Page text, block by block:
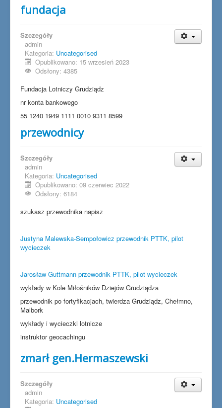
fundacja
Szczegóły
admin
Kategoria: Uncategorised
Opublikowano: 15 wrzesień 2023
Odsłony: 4385
Fundacja Lotniczy Grudziądz
nr konta bankowego
55 1240 1949 1111 0010 9311 8599
przewodnicy
Szczegóły
admin
Kategoria: Uncategorised
Opublikowano: 09 czerwiec 2022
Odsłony: 6184
szukasz przewodnika napisz
Justyna Malewska-Sempołowicz przewodnik PTTK, pilot
wycieczek
Jarosław Guttmann przewodnik PTTK, pilot wycieczek
wykłady w Kole Miłośników Dziejów Grudziądza
przewodnik po fortyfikacjach, twierdza Grudziądz, Chełmno,
Malbork
wykłady i wycieczki lotnicze
instruktor geocachingu
zmarł gen.Hermaszewski
Szczegóły
admin
Kategoria: Uncategorised